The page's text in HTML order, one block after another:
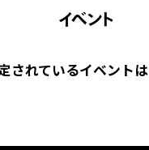
イベント
されているイベントは